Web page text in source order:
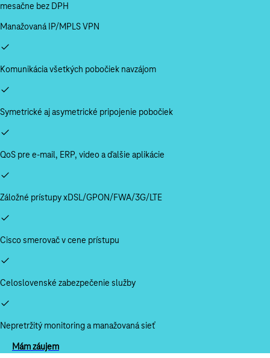
mesačne bez DPH
Manažovaná IP/MPLS VPN
Komunikácia všetkých pobočiek navzájom
Symetrické aj asymetrické pripojenie pobočiek
QoS pre e-mail, ERP, video a ďalšie aplikácie
Záložné prístupy xDSL/GPON/FWA/3G/LTE
Cisco smerovač v cene prístupu
Celoslovenské zabezpečenie služby
Nepretržitý monitoring a manažovaná sieť
Mám záujem